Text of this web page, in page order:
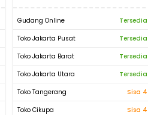
Gudang Online
Tersedia
Toko Jakarta Pusat
Tersedia
Toko Jakarta Barat
Tersedia
Toko Jakarta Utara
Tersedia
Toko Tangerang
Sisa 4
Toko Cikupa
Sisa 4